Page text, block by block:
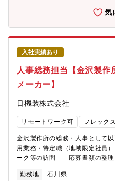
「ARUMCODE2」、研磨加工
の技術やコア業務（ソフトウェ
もほぼ0（定時退社）という働き
しています。
分は毎年変更の申請が可能なた気
入社実績あり
人事総務担当【金沢製作
メーカー】
日機装株式会社
リモートワーク可 フレック
金沢製作所の総務・人事として
用業務・特定職（地域限定社
ーク等の訪問 応募書類の整
との面談 紹介スタッフの工
勤務地 石川県